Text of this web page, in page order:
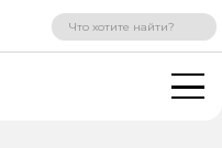
ВХОД РЕГИСТРАЦИЯ